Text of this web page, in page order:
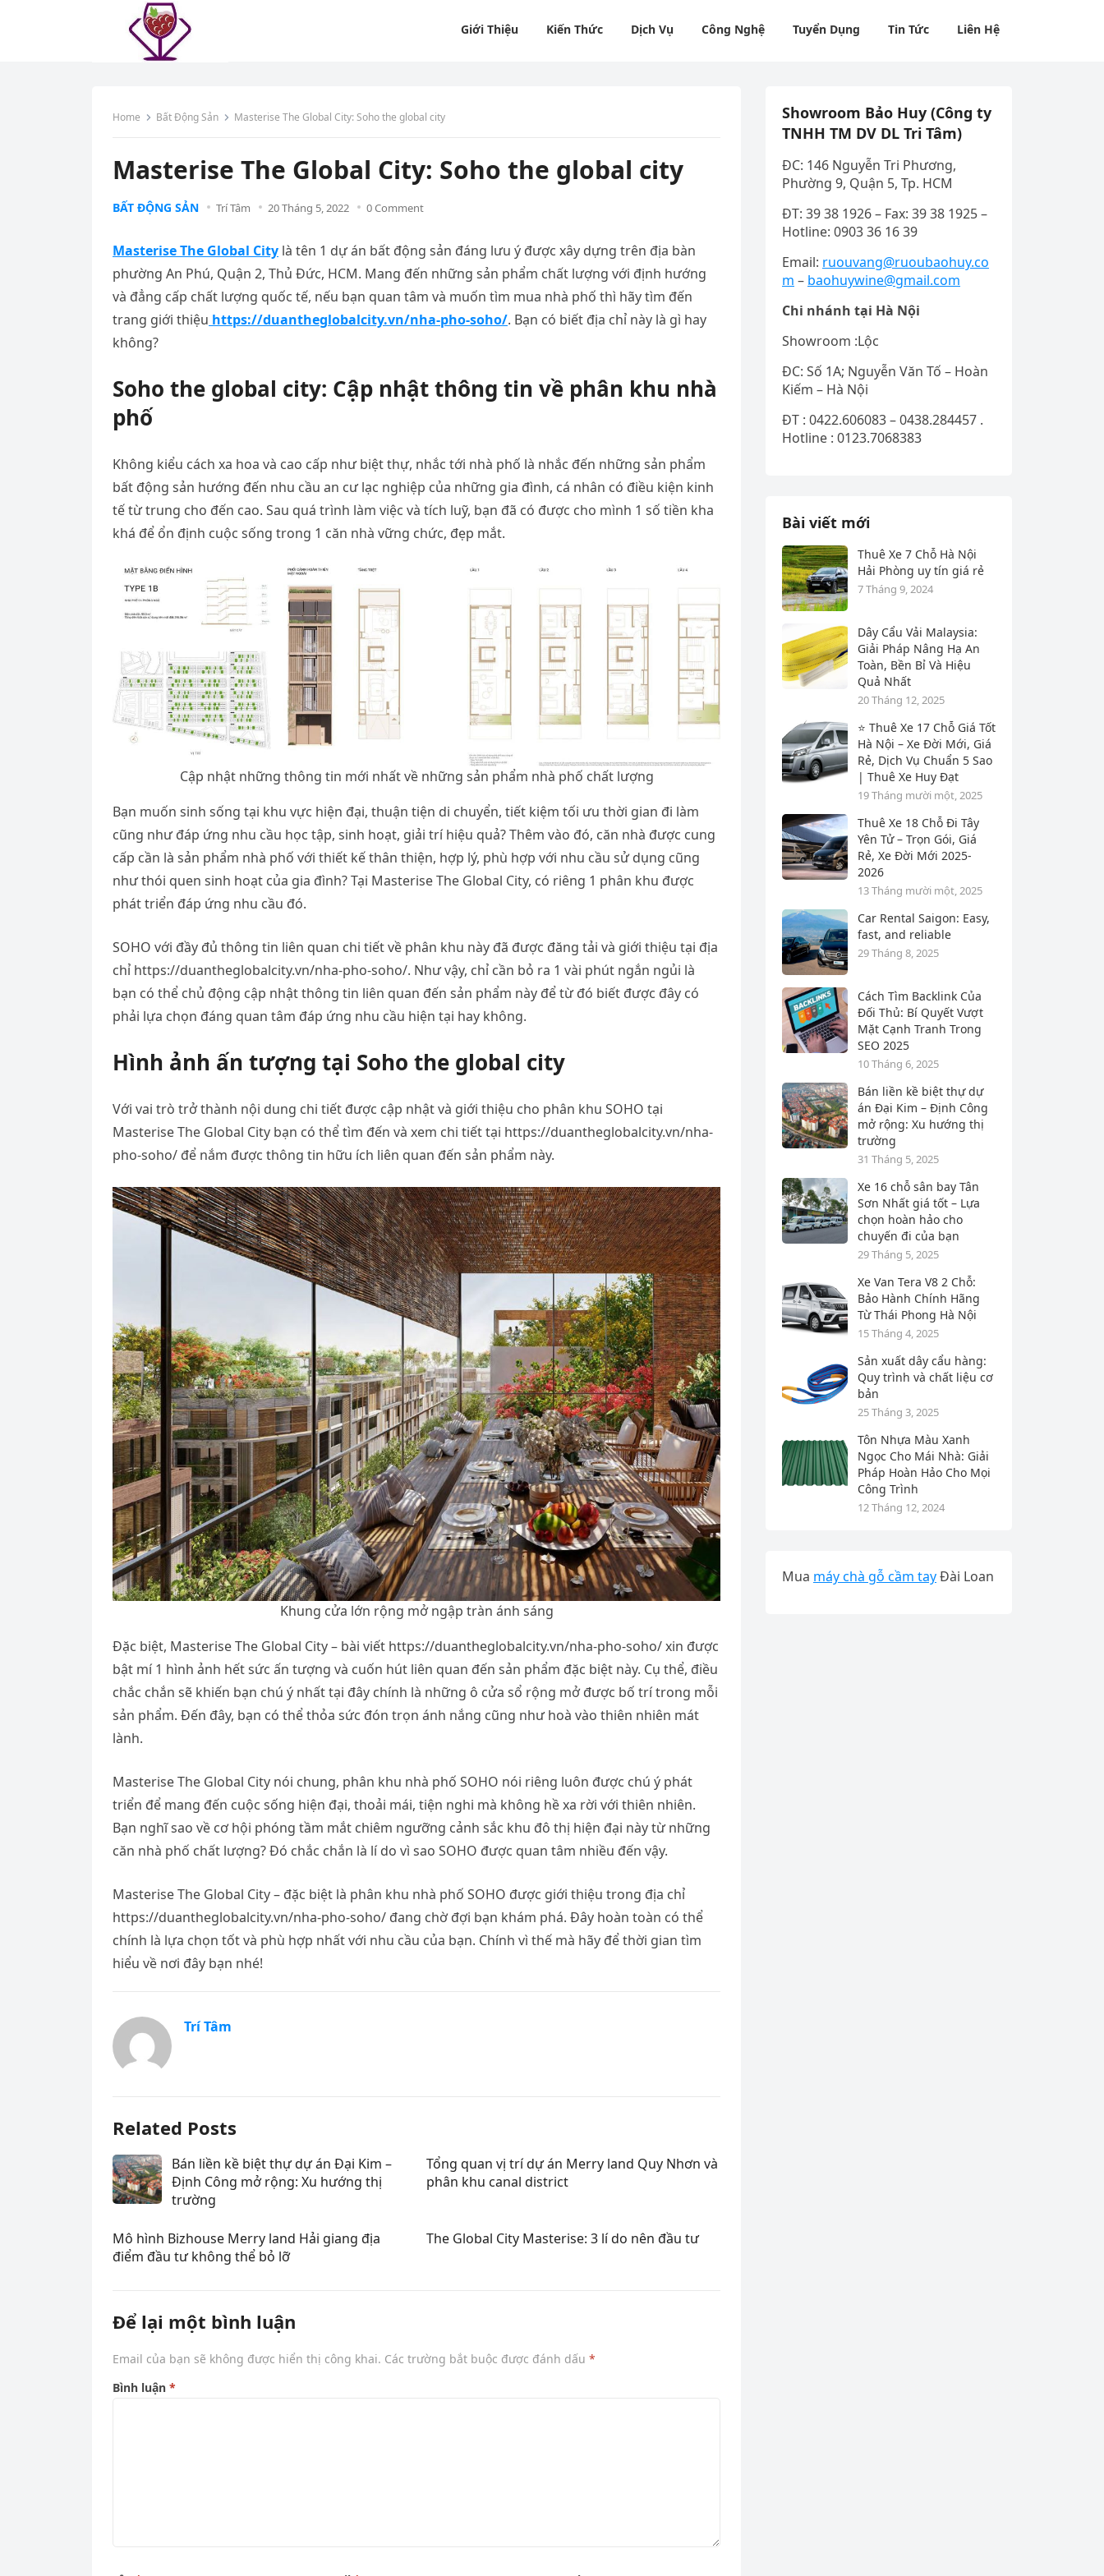
Giới Thiệu Kiến Thức Dịch Vụ Công Nghệ Tuyển Dụng Tin Tức Liên Hệ
Home Bất Động Sản Masterise The Global City: Soho the global city
Masterise The Global City: Soho the global city
BẤT ĐỘNG SẢN Trí Tâm 20 Tháng 5, 2022 0 Comment
Masterise The Global City là tên 1 dự án bất động sản đáng lưu ý được xây dựng trên địa bàn
phường An Phú, Quận 2, Thủ Đức, HCM. Mang đến những sản phẩm chất lượng với định hướng
và đẳng cấp chất lượng quốc tế, nếu bạn quan tâm và muốn tìm mua nhà phố thì hãy tìm đến
trang giới thiệu https://duantheglobalcity.vn/nha-pho-soho/. Bạn có biết địa chỉ này là gì hay
không?
Soho the global city: Cập nhật thông tin về phân khu nhà
phố
Không kiểu cách xa hoa và cao cấp như biệt thự, nhắc tới nhà phố là nhắc đến những sản phẩm
bất động sản hướng đến nhu cầu an cư lạc nghiệp của những gia đình, cá nhân có điều kiện kinh
tế từ trung cho đến cao. Sau quá trình làm việc và tích luỹ, bạn đã có được cho mình 1 số tiền kha
khá để ổn định cuộc sống trong 1 căn nhà vững chức, đẹp mắt.
Cập nhật những thông tin mới nhất về những sản phẩm nhà phố chất lượng
Bạn muốn sinh sống tại khu vực hiện đại, thuận tiện di chuyển, tiết kiệm tối ưu thời gian đi làm
cũng như đáp ứng nhu cầu học tập, sinh hoạt, giải trí hiệu quả? Thêm vào đó, căn nhà được cung
cấp cần là sản phẩm nhà phố với thiết kế thân thiện, hợp lý, phù hợp với nhu cầu sử dụng cũng
như thói quen sinh hoạt của gia đình? Tại Masterise The Global City, có riêng 1 phân khu được
phát triển đáp ứng nhu cầu đó.
SOHO với đầy đủ thông tin liên quan chi tiết về phân khu này đã được đăng tải và giới thiệu tại địa
chỉ https://duantheglobalcity.vn/nha-pho-soho/. Như vậy, chỉ cần bỏ ra 1 vài phút ngắn ngủi là
bạn có thể chủ động cập nhật thông tin liên quan đến sản phẩm này để từ đó biết được đây có
phải lựa chọn đáng quan tâm đáp ứng nhu cầu hiện tại hay không.
Hình ảnh ấn tượng tại Soho the global city
Với vai trò trở thành nội dung chi tiết được cập nhật và giới thiệu cho phân khu SOHO tại
Masterise The Global City bạn có thể tìm đến và xem chi tiết tại https://duantheglobalcity.vn/nha-
pho-soho/ để nắm được thông tin hữu ích liên quan đến sản phẩm này.
Khung cửa lớn rộng mở ngập tràn ánh sáng
Đặc biệt, Masterise The Global City – bài viết https://duantheglobalcity.vn/nha-pho-soho/ xin được
bật mí 1 hình ảnh hết sức ấn tượng và cuốn hút liên quan đến sản phẩm đặc biệt này. Cụ thể, điều
chắc chắn sẽ khiến bạn chú ý nhất tại đây chính là những ô cửa sổ rộng mở được bố trí trong mỗi
sản phẩm. Đến đây, bạn có thể thỏa sức đón trọn ánh nắng cũng như hoà vào thiên nhiên mát
lành.
Masterise The Global City nói chung, phân khu nhà phố SOHO nói riêng luôn được chú ý phát
triển để mang đến cuộc sống hiện đại, thoải mái, tiện nghi mà không hề xa rời với thiên nhiên.
Bạn nghĩ sao về cơ hội phóng tầm mắt chiêm ngưỡng cảnh sắc khu đô thị hiện đại này từ những
căn nhà phố chất lượng? Đó chắc chắn là lí do vì sao SOHO được quan tâm nhiều đến vậy.
Masterise The Global City – đặc biệt là phân khu nhà phố SOHO được giới thiệu trong địa chỉ
https://duantheglobalcity.vn/nha-pho-soho/ đang chờ đợi bạn khám phá. Đây hoàn toàn có thể
chính là lựa chọn tốt và phù hợp nhất với nhu cầu của bạn. Chính vì thế mà hãy để thời gian tìm
hiểu về nơi đây bạn nhé!
Trí Tâm
Related Posts
Bán liền kề biệt thự dự án Đại Kim –
Định Công mở rộng: Xu hướng thị
trường
Tổng quan vị trí dự án Merry land Quy Nhơn và
phân khu canal district
Mô hình Bizhouse Merry land Hải giang địa
điểm đầu tư không thể bỏ lỡ
The Global City Masterise: 3 lí do nên đầu tư
Để lại một bình luận
Email của bạn sẽ không được hiển thị công khai. Các trường bắt buộc được đánh dấu *
Bình luận *
Showroom Bảo Huy (Công ty
TNHH TM DV DL Tri Tâm)
ĐC: 146 Nguyễn Tri Phương,
Phường 9, Quận 5, Tp. HCM
ĐT: 39 38 1926 – Fax: 39 38 1925 –
Hotline: 0903 36 16 39
Email: ruouvang@ruoubaohuy.co
m – baohuywine@gmail.com
Chi nhánh tại Hà Nội
Showroom :Lộc
ĐC: Số 1A; Nguyễn Văn Tố – Hoàn
Kiếm – Hà Nội
ĐT : 0422.606083 – 0438.284457 .
Hotline : 0123.7068383
Bài viết mới
Thuê Xe 7 Chỗ Hà Nội
Hải Phòng uy tín giá rẻ
7 Tháng 9, 2024
Dây Cẩu Vải Malaysia:
Giải Pháp Nâng Hạ An
Toàn, Bền Bỉ Và Hiệu
Quả Nhất
20 Tháng 12, 2025
⭐ Thuê Xe 17 Chỗ Giá Tốt
Hà Nội – Xe Đời Mới, Giá
Rẻ, Dịch Vụ Chuẩn 5 Sao
| Thuê Xe Huy Đạt
19 Tháng mười một, 2025
Thuê Xe 18 Chỗ Đi Tây
Yên Tử – Trọn Gói, Giá
Rẻ, Xe Đời Mới 2025-
2026
13 Tháng mười một, 2025
Car Rental Saigon: Easy,
fast, and reliable
29 Tháng 8, 2025
Cách Tìm Backlink Của
Đối Thủ: Bí Quyết Vượt
Mặt Cạnh Tranh Trong
SEO 2025
10 Tháng 6, 2025
Bán liền kề biệt thự dự
án Đại Kim – Định Công
mở rộng: Xu hướng thị
trường
31 Tháng 5, 2025
Xe 16 chỗ sân bay Tân
Sơn Nhất giá tốt – Lựa
chọn hoàn hảo cho
chuyến đi của bạn
29 Tháng 5, 2025
Xe Van Tera V8 2 Chỗ:
Bảo Hành Chính Hãng
Từ Thái Phong Hà Nội
15 Tháng 4, 2025
Sản xuất dây cẩu hàng:
Quy trình và chất liệu cơ
bản
25 Tháng 3, 2025
Tôn Nhựa Màu Xanh
Ngọc Cho Mái Nhà: Giải
Pháp Hoàn Hảo Cho Mọi
Công Trình
12 Tháng 12, 2024
Mua máy chà gỗ cầm tayĐài Loan